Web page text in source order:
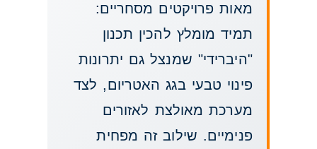
מאות פרויקטים מסחריים:
תמיד מומלץ להכין תכנון
"היברידי" שמנצל גם יתרונות
פינוי טבעי בגג האטריום, לצד
מערכת מאולצת לאזורים
פנימיים. שילוב זה מפחית